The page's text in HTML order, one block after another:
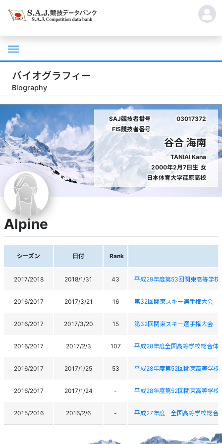
バイオグラフィー
Biography
SAJ競技者番号
03017372
FIS競技者番号
谷合 海南
TANIAI Kana
2000年2月7日生 女
日本体育大学荏原高校
Alpine
シーズン 日付 Rank
2017/2018 2018/1/31 43 平成29年度第53回関東高等学校
2016/2017 2017/3/21 16 第32回関東スキー選手権大会
2016/2017 2017/3/20 15 第32回関東スキー選手権大会
2016/2017 2017/2/3 107 平成28年度全国高等学校総合
2016/2017 2017/1/25 53 平成28年度第52回関東高等学校
2016/2017 2017/1/24 - 平成28年度第52回関東高等学校
2015/2016 2016/2/6 - 平成27年度 全国高等学校総